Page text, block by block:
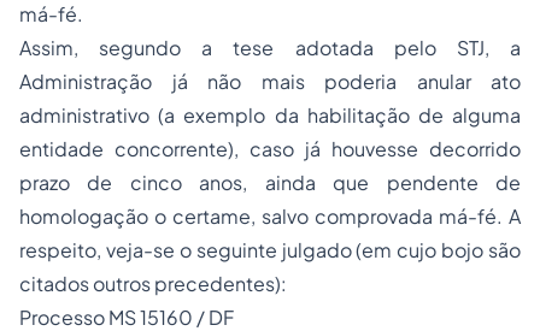
má-fé.
Assim, segundo a tese adotada pelo STJ, a
Administração já não mais poderia anular ato
administrativo (a exemplo da habilitação de alguma
entidade concorrente), caso já houvesse decorrido
prazo de cinco anos, ainda que pendente de
homologação o certame, salvo comprovada má-fé. A
respeito, veja-se o seguinte julgado (em cujo bojo são
citados outros precedentes):
Processo MS 15160 / DF